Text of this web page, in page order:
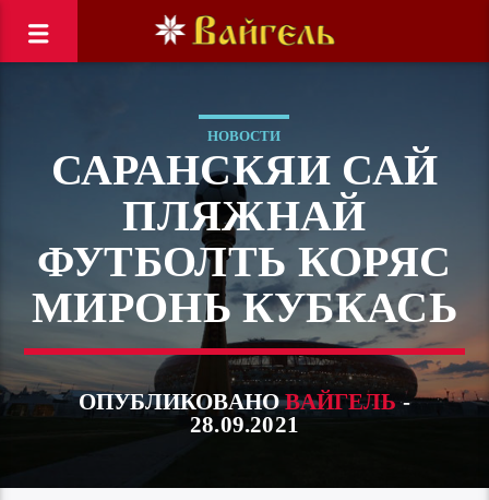
НОВОСТИ
САРАНСКЯИ САЙ
ПЛЯЖНАЙ
ФУТБОЛТЬ КОРЯС
МИРОНЬ КУБКАСЬ
ОПУБЛИКОВАНОВАЙГЕЛЬ -
28.09.2021